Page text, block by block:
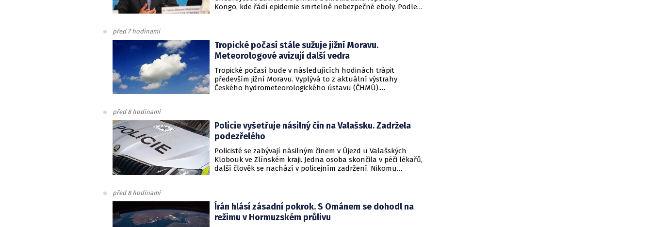
Kongo, kde řádí epidemie smrtelně nebezpečné eboly. Podle
před 7 hodinami
Tropické počasí stále sužuje jižní Moravu.
Meteorologové avizují další vedra
Tropické počasí bude v následujících hodinách trápit
především jižní Moravu. Vyplývá to z aktuální výstrahy
Českého hydrometeorologického ústavu (ČHMÚ).
před 8 hodinami
Policie vyšetřuje násilný čin na Valašsku. Zadržela
podezřelého
Policisté se zabývají násilným činem v Újezd u Valašských
Klobouk ve Zlínském kraji. Jedna osoba skončila v péči lékařů,
další člověk se nachází v policejním zadržení. Nikomu
před 8 hodinami
Írán hlásí zásadní pokrok. S Ománem se dohodl na
režimu v Hormuzském průlivu